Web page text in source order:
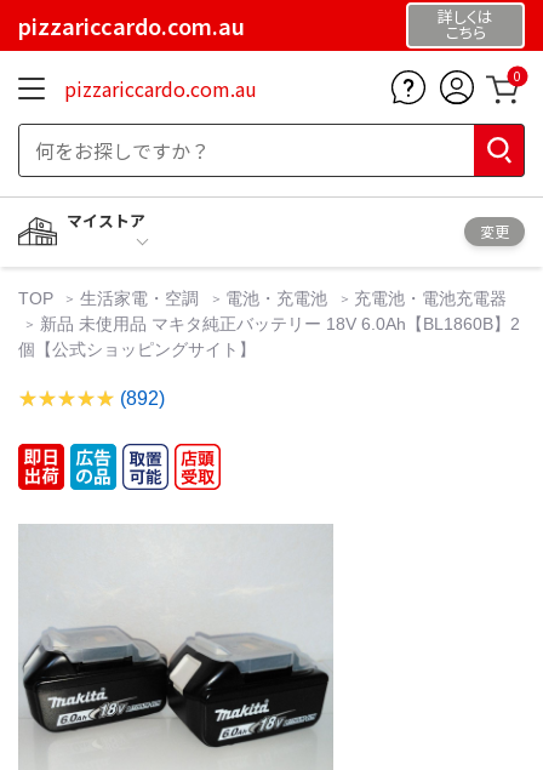
pizzariccardo.com.au 詳しくは
こちら
pizzariccardo.com.au 0
マイストア
変更
TOP 生活家電・空調 電池・充電池
充電池・電池充電器
新品 未使用品 マキタ純正バッテリー 18V 6.0Ah【BL1860B】2
個【公式ショッピングサイト】
(892)